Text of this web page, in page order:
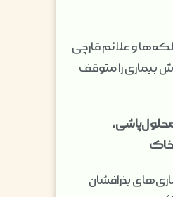
و علائم قارچی
بیماری را متوقف
خاک
بذرافشان